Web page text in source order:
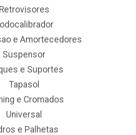
Retrovisores
e Amortecedores
Suspensor
e Suportes
Tapasol
e Cromados
Universal
e Palhetas